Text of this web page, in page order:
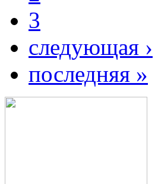
3
следующая ›
последняя »